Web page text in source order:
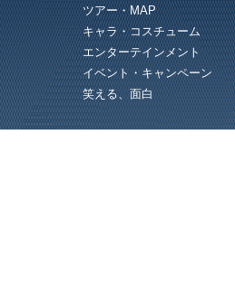
ツアー・MAP
キャラ・コスチューム
エンターテインメント
イベント・キャンペーン
笑える、面白